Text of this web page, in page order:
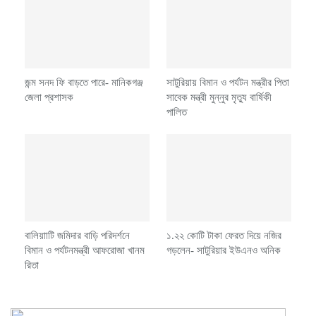
জন্ম সনদ ফি বাড়তে পারে- মানিকগঞ্জ
জেলা প্রশাসক
সাটুরিয়ায় বিমান ও পর্যটন মন্ত্রীর পিতা
সাবেক মন্ত্রী মুন্নুর মৃত্যু বার্ষিকী
পালিত
বালিয়াাটি জমিদার বাড়ি পরিদর্শনে
বিমান ও পর্যটনমন্ত্রী আফরোজা খানম
রিতা
১.২২ কোটি টাকা ফেরত দিয়ে নজির
গড়লেন- সাটুরিয়ার ইউএনও অনিক